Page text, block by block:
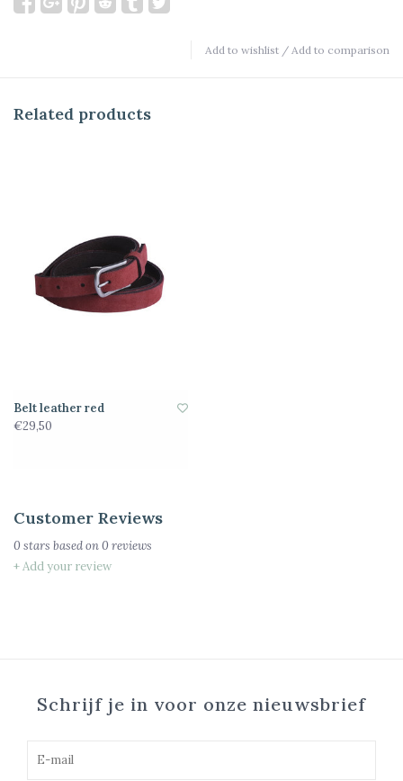
Add to wishlist / Add to comparison
Related products
Belt leather red
€29,50
Customer Reviews
0 stars based on0 reviews
+ Add your review
Schrijf je in voor onze nieuwsbrief